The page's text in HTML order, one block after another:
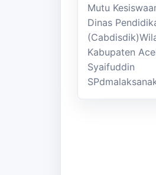
Mutu
Dinas
Kabupaten
Syaifuddin